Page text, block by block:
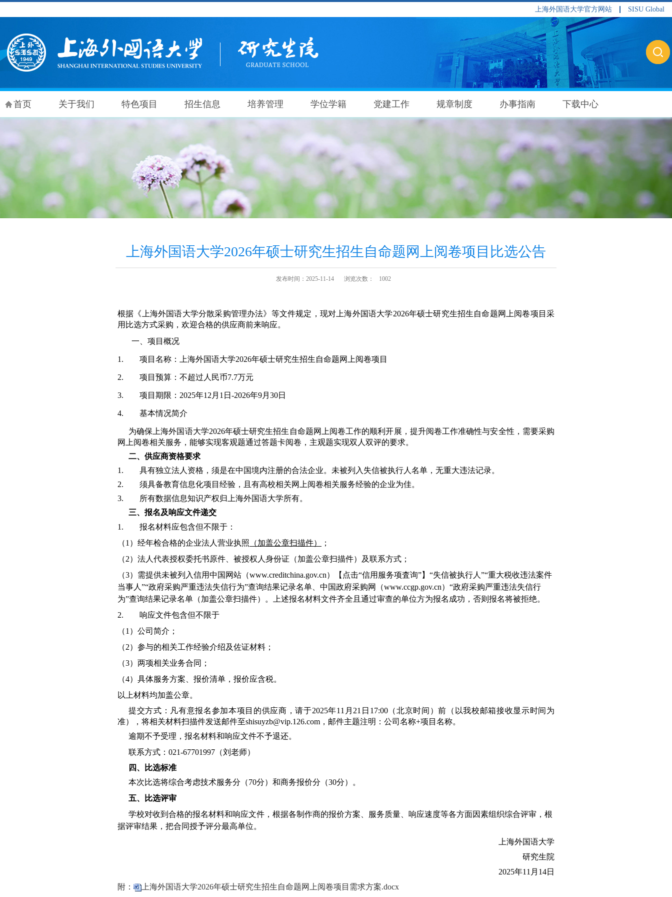
上海外国语大学官方网站 SISU Global
首页 关于我们 特色项目 招生信息 培养管理 学位学籍 党建工作 规章制度 办事指南 下载中心
上海外国语大学2026年硕士研究生招生自命题网上阅卷项目比选公告
发布时间：2025-11-14 浏览次数： 1002
根据《上海外国语大学分散采购管理办法》等文件规定，现对上海外国语大学2026年硕士研究生招生自命题网上阅卷项目采
用比选方式采购，欢迎合格的供应商前来响应。
一、项目概况
1. 项目名称：上海外国语大学2026年硕士研究生招生自命题网上阅卷项目
2. 项目预算：不超过人民币7.7万元
3. 项目期限： 2025年12 月 1 日 -2026年9月 30日
4. 基本情况简介
为确保上海外国语大学2026年硕士研究生招生自命题网上阅卷工作的顺利开展，提升阅卷工作准确性与安全性，需要采购
网上阅卷相关服务，能够实现客观题通过答题卡阅卷，主观题实现双人双评的要求。
二、供应商资格要求
1.
具有独立法人资格，须是在中国境内注册的合法企业。未被列入失信被执行人名单，无重大违法记录。
2.
须具备教育信息化项目经验，且有高校相关网上阅卷相关服务经验的企业为佳。
3.
所有数据信息知识产权归上海外国语大学所有。
三、报名及响应文件递交
1.
报名材料应包含但不限于：
（1） 经年检合格的企业法人营业执照 （加盖公章扫描件）
；
（2） 法人代表授权委托书原件、被授权人身份证（加盖公章扫描件）及联系方式；
（3） 需提供未被列入信用中国网站（www.creditchina.gov.cn）【点击“信用服务项査询”】“失信被执行人”“重大税收违法案件
当事人”“政府采购严重违法失信行为”查询结果记录名单、中国政府采购网（www.ccgp.gov.cn）“政府采购严重违法失信行
为”查询结果记录名单（加盖公章扫描件）。上述报名材料文件齐全且通过审查的单位方为报名成功，否则报名将被拒绝。
2.
响应文件包含但不限于
（1） 公司简介；
（2） 参与的相关工作经验介绍及佐证材料；
（3） 两项相关业务合同；
（4） 具体服务方案、报价清单，报价应含税。
以上材料均加盖公章。
提交方式：凡有意报名参加本项目的供应商，请于2025年11 月 21 日 17:00（北京时间）前 （以我校邮箱接收显示时间为
准）
，将相关材料扫描件发送邮件至shisuyzb@vip.126.com ，邮件主题注明：公司名称+项目名称。
逾期不予受理，报名材料和响应文件不予退还。
联系方式： 021-67701997 （刘老师）
四、比选标准
本次比选将综合考虑技术服务分（70分）和商务报价分（30分）。
五、比选评审
学校对收到合格的报名材料和响应文件，根据各制作商的报价方案、服务质量、响应速度等各方面因素组织综合评审，根
据评审结果，把合同授予评分最高单位。
上海外国语大学
研究生院
2025年11 月 14日
附：
上海外国语大学2026年硕士研究生招生自命题网上阅卷项目需求方案.docx